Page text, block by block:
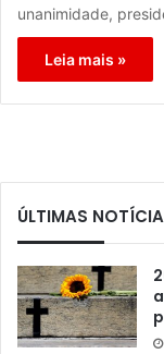
unanimidade,
Leia mais »
ÚLTIMAS